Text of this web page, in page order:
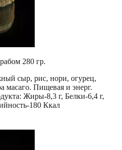
280 гр.
сыр, рис, нори, огурец,
масаго. Пищевая и энерг.
Жиры-8,3 г, Белки-6,4 г,
180 Ккал